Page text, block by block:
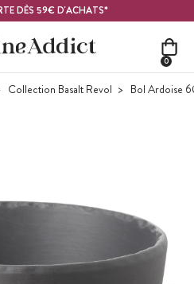
DÈS 59€ D'ACHATS*
0
Collection Basalt Revol Bol Ardoise